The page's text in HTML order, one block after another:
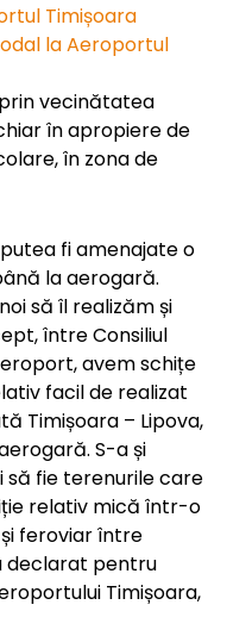
vecinătatea
în apropiere de
în zona de
fi amenajate o
la aerogară.
să îl realizăm și
între Consiliul
avem schițe
facil de realizat
Timișoara – Lipova,
S-a și
fie terenurile care
relativ mică într-o
feroviar între
declarat pentru
Timișoara,